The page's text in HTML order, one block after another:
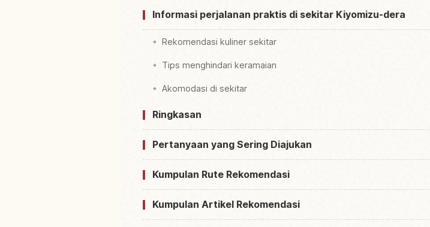
Informasi perjalanan praktis di sekitar Kiyomizu-dera
Rekomendasi kuliner sekitar
Tips menghindari keramaian
Akomodasi di sekitar
Ringkasan
Pertanyaan yang Sering Diajukan
Kumpulan Rute Rekomendasi
Kumpulan Artikel Rekomendasi